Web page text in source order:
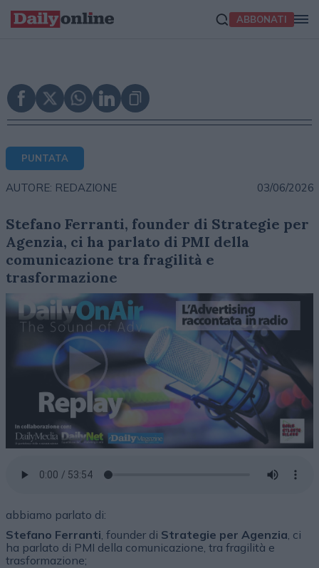
ABBONATI
PUNTATA
AUTORE: REDAZIONE 03/06/2026
Stefano Ferranti, founder di Strategie per
Agenzia, ci ha parlato di PMI della
comunicazione tra fragilità e
trasformazione
abbiamo parlato di:
Stefano Ferranti , founder di Strategie per Agenzia , ci
ha parlato di PMI della comunicazione, tra fragilità e
trasformazione;